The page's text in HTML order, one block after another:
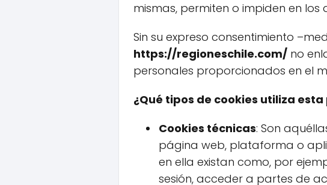
mismas, permiten o impiden en
Sin su expreso consentimiento
https://regioneschile.com/ no
personales proporcionados en el
¿Qué tipos de cookies utiliza
Cookies técnicas: Son
página web, plataforma o
en ella existan como, por
sesión, acceder a partes de